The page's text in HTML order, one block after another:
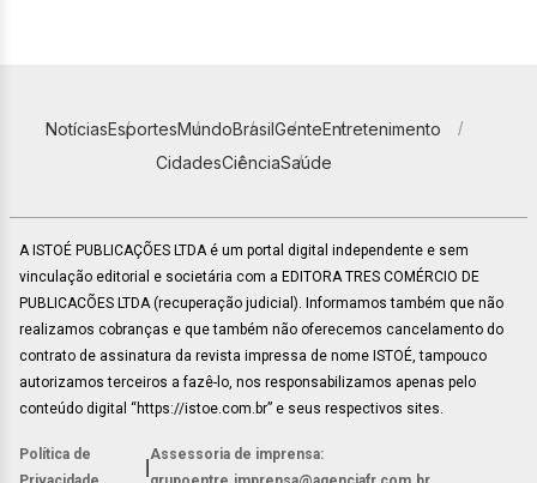
NotíciasEsportesMundoBrasilGenteEntretenimento
CidadesCiênciaSaúde
A ISTOÉ PUBLICAÇÕES LTDA é um portal digital independente e sem
vinculação editorial e societária com a EDITORA TRES COMÉRCIO DE
PUBLICACÕES LTDA (recuperação judicial). Informamos também que não
realizamos cobranças e que também não oferecemos cancelamento do
contrato de assinatura da revista impressa de nome ISTOÉ, tampouco
autorizamos terceiros a fazê-lo, nos responsabilizamos apenas pelo
conteúdo digital “https://istoe.com.br” e seus respectivos sites.
Política de
Assessoria de imprensa: